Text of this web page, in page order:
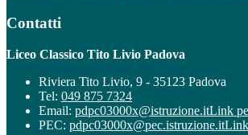
Contatti
Liceo Classico Tito Livio Padova
Riviera Tito Livio, 9 - 35123 Padova
Tel: 049 875 7324
Email: pdpc03000x@istruzione.itLink
PEC: pdpc03000x@pec.istruzione.it